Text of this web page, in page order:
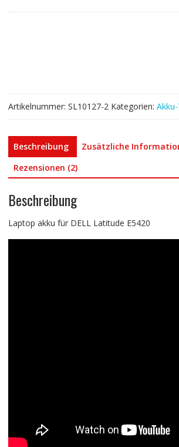
Artikelnummer: SL10127-2 Kategorien:
Beschreibung
Zusätzliche
Rezensionen (2)
Beschreibung
Laptop akku für DELL Latitude E5420